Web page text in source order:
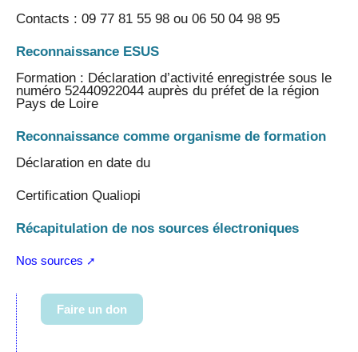
Contacts : 09 77 81 55 98 ou 06 50 04 98 95
Reconnaissance ESUS
Formation : Déclaration d’activité enregistrée sous le
numéro 52440922044 auprès du préfet de la région
Pays de Loire
Reconnaissance comme organisme de formation
Déclaration en date du
Certification Qualiopi
Récapitulation de nos sources électroniques
Nos sources
Faire un don